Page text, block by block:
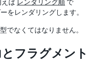
ば レンダリング順 で
をレンダリングします。
型でなくてはなりません。
フラグメント